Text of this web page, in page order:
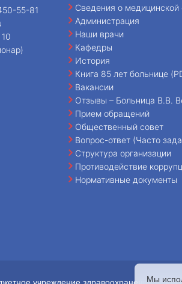
55-81
Сведения о медицинской
Администрация
Наши врачи
Кафедры
История
Книга 85 лет больнице
Вакансии
Отзывы – Больница В.В.
Прием обращений
Общественный совет
Вопрос-ответ (Часто
Структура организации
Противодействие
Нормативные документы
Мы